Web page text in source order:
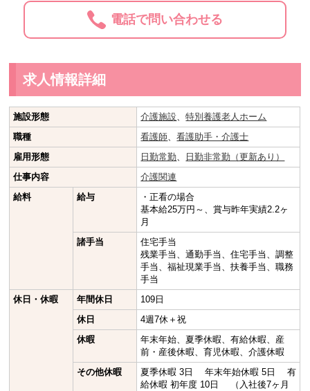
電話で問い合わせる
求人情報詳細
施設形態 介護施設、特別養護老人ホーム
職種
看護師、看護助手・介護士
雇用形態
日勤常勤、
日勤非常勤（更新あり）
仕事内容
介護関連
給料
給与
・正看の場合
基本給25万円～、賞与昨年実績2.2ヶ
月
諸手当
住宅手当
残業手当、通勤手当、住宅手当、調整
手当、福祉現業手当、扶養手当、職務
手当
休日・休暇
年間休日
109日
休日
4週7休＋祝
休暇
年末年始、夏季休暇、有給休暇、産
前・産後休暇、育児休暇、介護休暇
その他休暇
夏季休暇 3日 年末年始休暇 5日 有
給休暇 初年度 10日 （入社後7ヶ月